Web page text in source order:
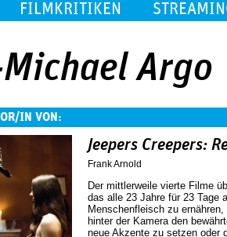
FILMKRITIKEN
Argo
IN VON:
Jeepers Creepers:
Frank Arnold
Der mittlerweile vierte Filme
das alle 23 Jahre für 23 Tage
Menschenfleisch zu
hinter der Kamera den
neue Akzente zu setzen oder